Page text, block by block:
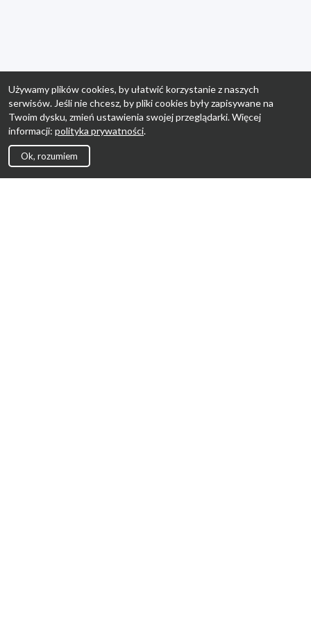
Używamy plików cookies, by ułatwić korzystanie z naszych
serwisów. Jeśli nie chcesz, by pliki cookies były zapisywane na
Twoim dysku, zmień ustawienia swojej przeglądarki. Więcej
informacji: polityka prywatności.
Ok, rozumiem